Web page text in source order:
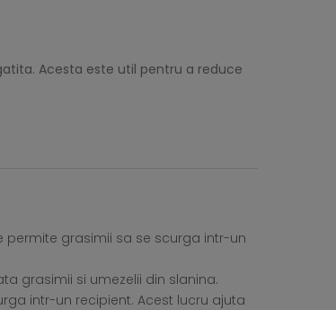
Acesta este util pentru a reduce
permite grasimii sa se scurga intr-un
grasimii si umezelii din slanina.
intr-un recipient. Acest lucru ajuta